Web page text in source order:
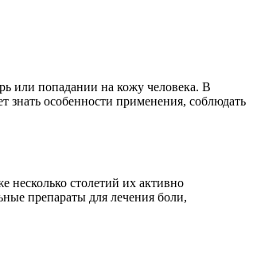
или попадании на кожу человека. В
особенности применения, соблюдать
несколько столетий их активно
препараты для лечения боли,